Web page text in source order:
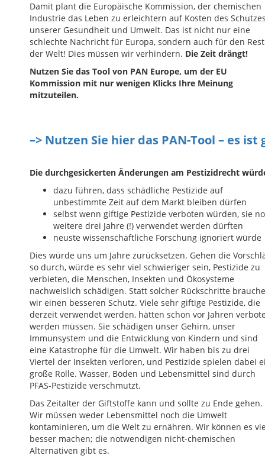
Damit plant die Europäische Kommission, der chemischen
Industrie das Leben zu erleichtern auf Kosten des
unserer Gesundheit und Umwelt. Das ist nicht nur eine
schlechte Nachricht für Europa, sondern auch für den Rest
der Welt! Dies müssen wir verhindern. Die Zeit drängt!
Nutzen Sie das Tool von PAN Europe, um der EU
Kommission mit nur wenigen Klicks Ihre Meinung
mitzuteilen.
–> Nutzen Sie hier das PAN-Tool – es ist
Die durchgesickerten Änderungen am Pestizidrecht
dazu führen, dass schädliche Pestizide auf
unbestimmte Zeit auf dem Markt bleiben dürfen
selbst wenn giftige Pestizide verboten würden, sie
weitere drei Jahre (!) verwendet werden dürften
neuste wissenschaftliche Forschung ignoriert würde
Dies würde uns um Jahre zurücksetzen. Gehen die
so durch, würde es sehr viel schwieriger sein, Pestizide zu
verbieten, die Menschen, Insekten und Ökosysteme
nachweislich schädigen. Statt solcher Rückschritte
wir einen besseren Schutz. Viele sehr giftige Pestizide, die
derzeit verwendet werden, hätten schon vor Jahren
werden müssen. Sie schädigen unser Gehirn, unser
Immunsystem und die Entwicklung von Kindern und sind
eine Katastrophe für die Umwelt. Wir haben bis zu drei
Viertel der Insekten verloren, und Pestizide spielen dabei
große Rolle. Wasser, Böden und Lebensmittel sind durch
PFAS-Pestizide verschmutzt.
Das Zeitalter der Giftstoffe kann und sollte zu Ende gehen.
Wir müssen weder Lebensmittel noch die Umwelt
kontaminieren, um die Welt zu ernähren. Wir können es
besser machen; die notwendigen nicht-chemischen
Alternativen gibt es.